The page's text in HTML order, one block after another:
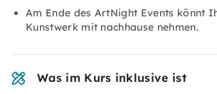
Am Ende des ArtNight Events könnt
Kunstwerk mit nachhause nehmen.
Was im Kurs inklusive ist